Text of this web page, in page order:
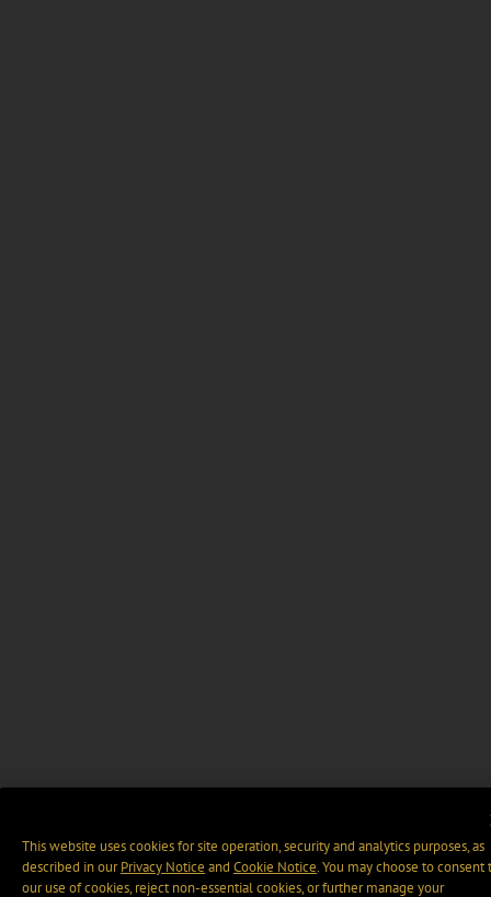
This website uses cookies for site operation, security and analytics purposes, as
described in ourPrivacy Notice and Cookie Notice. You may choose to consent
our use of cookies, reject non-essential cookies, or further manage your